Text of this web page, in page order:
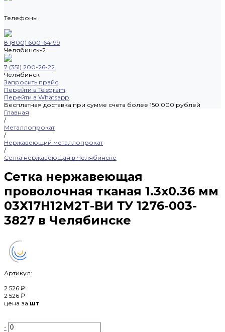
Телефоны
8 (800) 600-64-99
Челябинск-2
7 (351) 200-26-22
Челябинск
Запросить прайс
Перейти в Telegram
Перейти в Whatsapp
Бесплатная доставка при сумме счета более 150 000 рублей
Главная
/
Металлопрокат
/
Нержавеющий металлопрокат
/
Сетка нержавеющая в Челябинске
Сетка нержавеющая
проволочная тканая 1.3х0.36 мм
03Х17Н12М2Т-ВИ ТУ 1276-003-
3827 в Челябинске
Артикул:
2 526 ₽
2 526 ₽
цена за шт
-